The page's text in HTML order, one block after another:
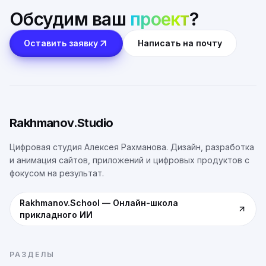
Обсудим ваш проект?
Оставить заявку Написать на почту
Rakhmanov.Studio
Цифровая студия Алексея Рахманова. Дизайн, разработка
и анимация сайтов, приложений и цифровых продуктов с
фокусом на результат.
Rakhmanov.School — Онлайн-школа
прикладного ИИ
РАЗДЕЛЫ